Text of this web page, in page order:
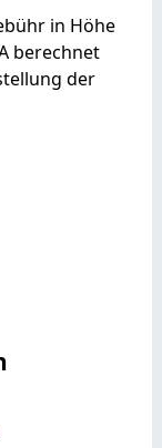
in Höhe
berechnet
der